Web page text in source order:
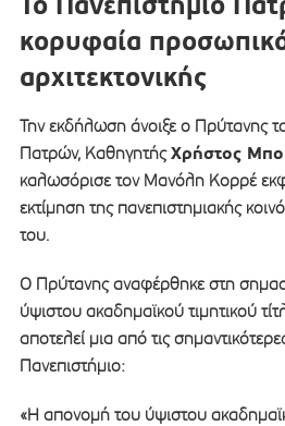
κορυφαία
αρχιτεκτονικής
Την εκδήλωση άνοιξε ο Πρύτανης
Πατρών, ΚαθηγητήςΧρήστος
καλωσόρισε τον Μανόλη Κορρέ
εκτίμηση της πανεπιστημιακής
του.
Ο Πρύτανης αναφέρθηκε στη
ύψιστου ακαδημαϊκού τιμητικού
αποτελεί μια από τις
Πανεπιστήμιο:
«Η απονομή του ύψιστου